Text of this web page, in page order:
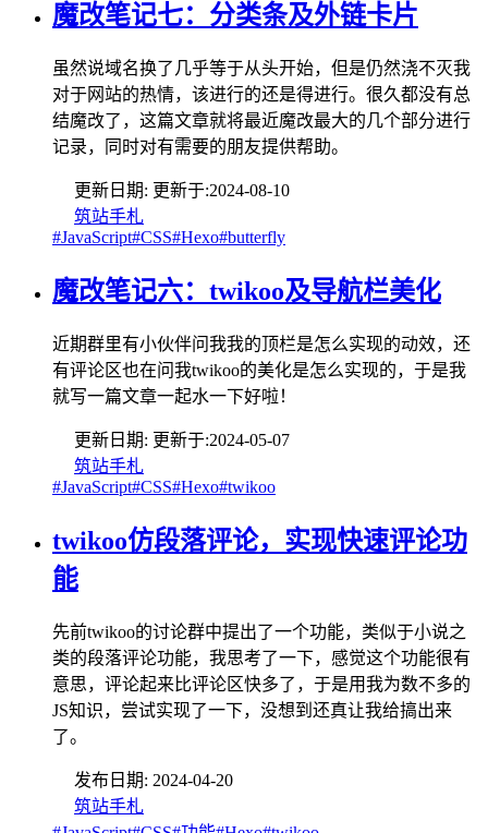
魔改笔记七：分类条及外链卡片
虽然说域名换了几乎等于从头开始，但是仍然浇不灭我
对于网站的热情，该进行的还是得进行。很久都没有总
结魔改了，这篇文章就将最近魔改最大的几个部分进行
记录，同时对有需要的朋友提供帮助。
更新日期: 更新于:2024-08-10
筑站手札
#JavaScript#CSS#Hexo#butterfly
魔改笔记六：twikoo及导航栏美化
近期群里有小伙伴问我我的顶栏是怎么实现的动效，还
有评论区也在问我twikoo的美化是怎么实现的，于是我
就写一篇文章一起水一下好啦！
更新日期: 更新于:2024-05-07
筑站手札
#JavaScript#CSS#Hexo#twikoo
twikoo仿段落评论，实现快速评论功
能
先前twikoo的讨论群中提出了一个功能，类似于小说之
类的段落评论功能，我思考了一下，感觉这个功能很有
意思，评论起来比评论区快多了，于是用我为数不多的
JS知识，尝试实现了一下，没想到还真让我给搞出来
了。
发布日期: 2024-04-20
筑站手札